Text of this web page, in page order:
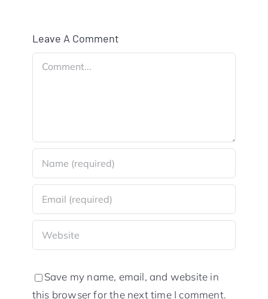
Leave A Comment
Comment
Save my name, email, and website in
this browser for the next time I comment.